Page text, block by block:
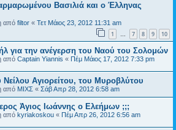
Βασιλιά και ο Έλληνας
από filtor « Τετ Μάιος 23, 2012 11:31 am
1 … 7 8 9 10
για την ανέγερση του Ναού του Σολομών
από Captain Yiannis « Πέμ Μάιος 17, 2012 7:33 pm
Νείλου Αγιορείτου, του Μυροβλύτου
από ΜΙΧΣ « Σάβ Απρ 28, 2012 6:58 am
Ἀγιος Ιωάννης ο Ελεήμων ;;;
από kyriakoskou « Πέμ Απρ 26, 2012 6:56 am